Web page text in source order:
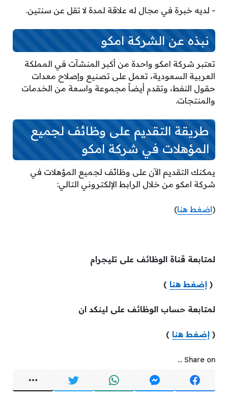
­- لديه خبرة في مجال له علاقة لمدة لا تقل عن سنتين.
نبذه عن الشركة امكو
تعتبر شركة امكو واحدة من أكبر المنشآت في المملكة
العربية السعودية، تعمل على تصنيع وإصلاح معدات
حقول النفط، وتقدم أيضاً مجموعة واسعة من الخدمات
والمنتجات.
طريقة التقديم على وظائف لجميع
المؤهلات في شركة امكو
يمكنك التقديم الآن على وظائف لجميع المؤهلات في
شركة امكو من خلال الرابط الإلكتروني التالي:
(اضغط هنا)
لمتابعة قناة الوظائف على تليجرام
( إضغط هنا )
لمتابعة حساب الوظائف على لينكد ان
( إضغط هنا )
Share on ...